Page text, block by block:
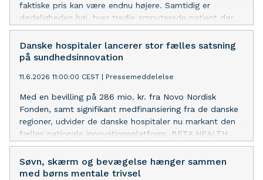
faktiske pris kan være endnu højere. Samtidig er
dødeligheden høj, hver tredje amputerede patient dør
inden for tre måneder.
Danske hospitaler lancerer stor fælles satsning
på sundhedsinnovation
11.6.2026 11:00:00 CEST Pressemeddelelse
Med en bevilling på 286 mio. kr. fra Novo Nordisk
Fonden, samt signifikant medfinansiering fra de danske
regioner, udvider de danske hospitaler nu markant den
fælles nationale innovationsplatform, BETA.HEALTH,
der skal sikre nytænkende sundhedsløsninger hele vejen
fra idé til behandling.
Søvn, skærm og bevægelse hænger sammen
med børns mentale trivsel